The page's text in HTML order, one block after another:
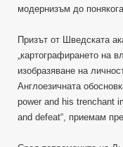
модернизъм до
Призът от Шведската
„картографирането на
изобразяване на
Англоезичната
power and his trenchant
and defeat“, приемам